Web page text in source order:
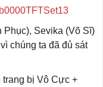
Phục), Sevika (Võ Sĩ)
chúng ta đã đủ sát
trang bị Vô Cực +